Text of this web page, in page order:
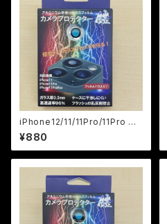
iPhone12/11/11Pro/11Pro Ma
x用ｶﾒﾗﾌﾟﾛﾃｸﾀｰ鎧 ｼﾙﾊﾞｰ
¥880